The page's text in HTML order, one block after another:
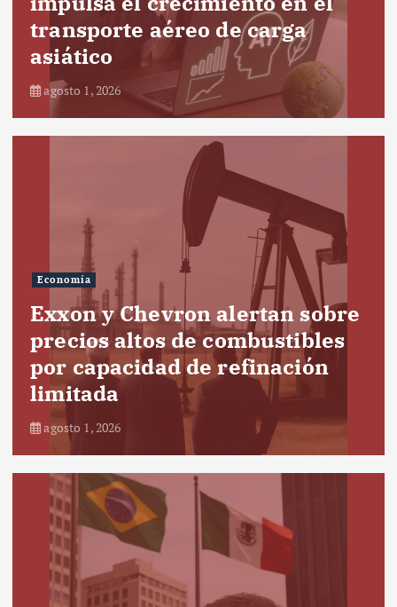
transporte aéreo de carga
asiático
agosto 1, 2026
Economía
Exxon y Chevron alertan sobre
precios altos de combustibles
por capacidad de refinación
limitada
agosto 1, 2026